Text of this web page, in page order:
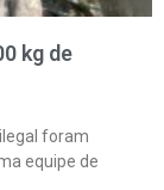
kg de
foram
equipe de